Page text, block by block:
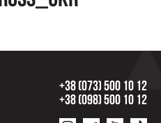
+38 (073) 500 10 12
+38 (098) 500 10 12